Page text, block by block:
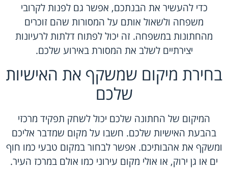
כדי להעשיר את הבנתכם, אפשר גם לפנות לקרובי
משפחה ולשאול אותם על המסורות שהם זוכרים
מהחתונות במשפחה. זה יכול לפתוח דלתות לרעיונות
יצירתיים לשלב את המסורת באירוע שלכם.
בחירת מיקום שמשקף את האישיות
שלכם
המיקום של החתונה שלכם יכול לשחק תפקיד מרכזי
בהבעת האישיות שלכם. חשבו על מקום שמדבר אליכם
ומשקף את אהבותיכם. אפשר לבחור במקום טבעי כמו חוף
ים או גן ירוק, או אולי מקום עירוני כמו אולם במרכז העיר.